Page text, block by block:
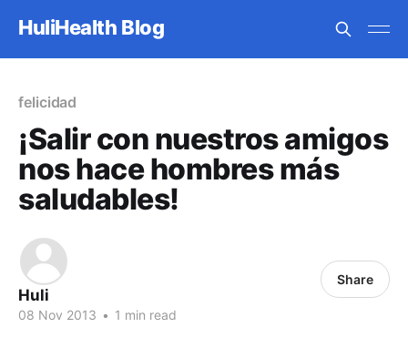
HuliHealth Blog
felicidad
¡Salir con nuestros amigos
nos hace hombres más
saludables!
Huli
08 Nov 2013 • 1 min read
Share